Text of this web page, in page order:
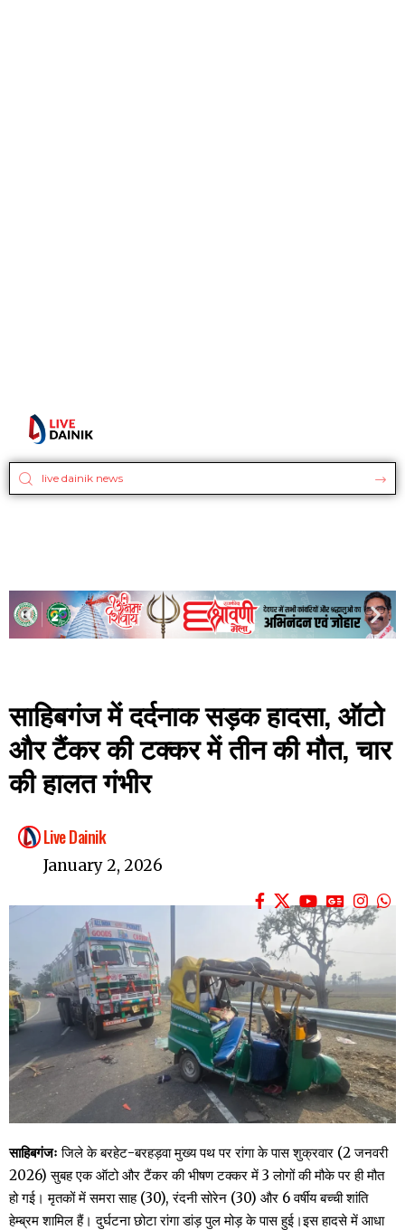
साहिबगंज में दर्दनाक सड़क हादसा, ऑटो
और टैंकर की टक्कर में तीन की मौत, चार
की हालत गंभीर
Live Dainik
January 2, 2026
साहिबगंजः जिले के बरहेट-बरहड़वा मुख्य पथ पर रांगा के पास शुक्रवार (2 जनवरी
2026) सुबह एक ऑटो और टैंकर की भीषण टक्कर में 3 लोगों की मौके पर ही मौत
हो गई। मृतकों में समरा साह (30), रंदनी सोरेन (30) और 6 वर्षीय बच्ची शांति
हेम्ब्रम शामिल हैं। दुर्घटना छोटा रांगा डांड़ पुल मोड़ के पास हुई।इस हादसे में आधा